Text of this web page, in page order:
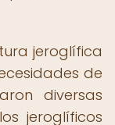
jeroglífica
de
diversas
jeroglíficos